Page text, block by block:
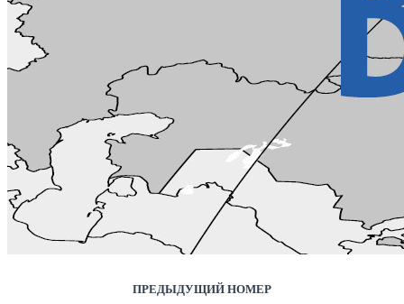
ПРЕДЫДУЩИЙ НОМЕР